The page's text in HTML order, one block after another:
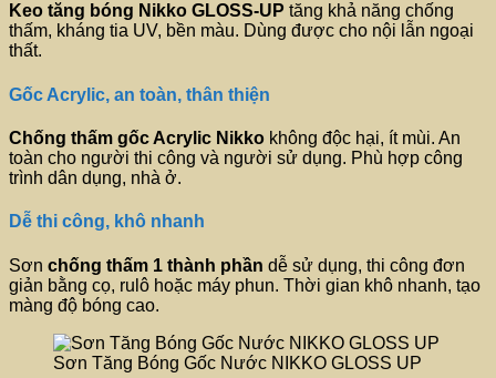
Keo tăng bóng Nikko GLOSS-UP tăng khả năng chống
thấm, kháng tia UV, bền màu. Dùng được cho nội lẫn ngoại
thất.
Gốc Acrylic, an toàn, thân thiện
Chống thấm gốc Acrylic Nikko không độc hại, ít mùi. An
toàn cho người thi công và người sử dụng. Phù hợp công
trình dân dụng, nhà ở.
Dễ thi công, khô nhanh
Sơn chống thấm 1 thành phần dễ sử dụng, thi công đơn
giản bằng cọ, rulô hoặc máy phun. Thời gian khô nhanh, tạo
màng độ bóng cao.
Sơn Tăng Bóng Gốc Nước NIKKO GLOSS UP